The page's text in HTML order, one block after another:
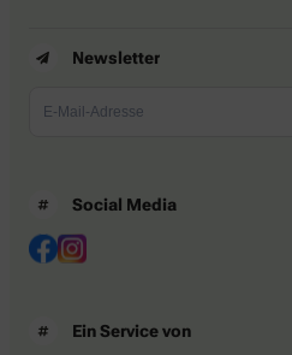
Newsletter
Social Media
Ein Service von